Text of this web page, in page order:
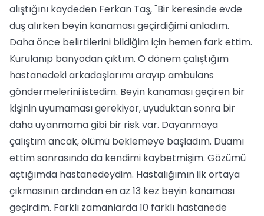
alıştığını kaydeden Ferkan Taş, "Bir keresinde evde
duş alırken beyin kanaması geçirdiğimi anladım.
Daha önce belirtilerini bildiğim için hemen fark ettim.
Kurulanıp banyodan çıktım. O dönem çalıştığım
hastanedeki arkadaşlarımı arayıp ambulans
göndermelerini istedim. Beyin kanaması geçiren bir
kişinin uyumaması gerekiyor, uyuduktan sonra bir
daha uyanmama gibi bir risk var. Dayanmaya
çalıştım ancak, ölümü beklemeye başladım. Duamı
ettim sonrasında da kendimi kaybetmişim. Gözümü
açtığımda hastanedeydim. Hastalığımın ilk ortaya
çıkmasının ardından en az 13 kez beyin kanaması
geçirdim. Farklı zamanlarda 10 farklı hastanede